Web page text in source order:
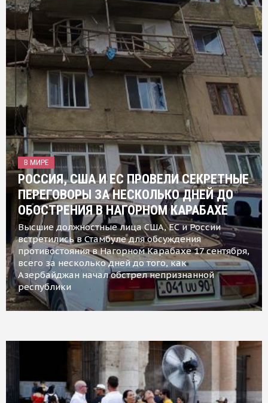
В МИРЕ
РОССИЯ, США И ЕС ПРОВЕЛИ СЕКРЕТНЫЕ
ПЕРЕГОВОРЫ ЗА НЕСКОЛЬКО ДНЕЙ ДО
ОБОСТРЕНИЯ В НАГОРНОМ КАРАБАХЕ
Высшие должностные лица США, ЕС и России
встретились в Стамбуле для обсуждения
противостояния в Нагорном Карабахе 17 сентября,
всего за несколько дней до того, как
Азербайджан начал обстрел непризнанной
республики